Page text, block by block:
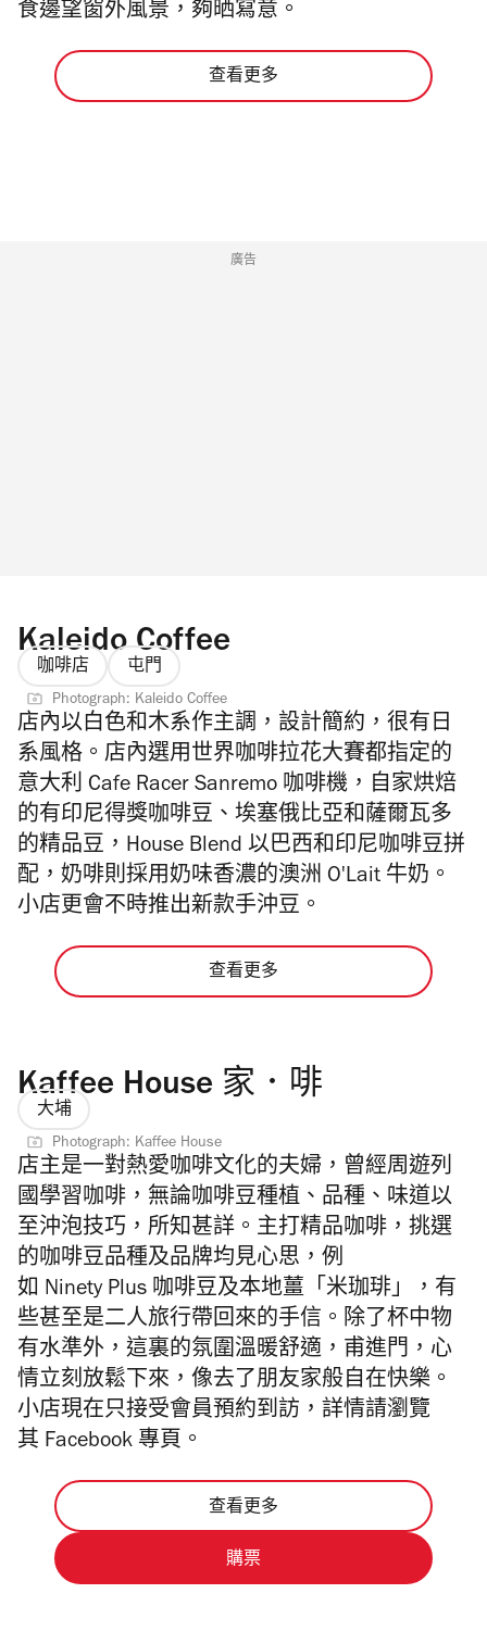
食邊望窗外風景，夠晒寫意。
查看更多
廣告
Kaleido Coffee
咖啡店 屯門
Photograph: Kaleido Coffee
店內以白色和木系作主調，設計簡約，很有日
系風格。 店內選用世界咖啡拉花大賽都指定的
意大利 Cafe Racer Sanremo 咖啡機，自家烘焙
的有印尼得獎咖啡豆、埃塞俄比亞和薩爾瓦多
的精品豆， House Blend 以巴西和印尼咖啡豆拼
配 ，奶啡則採用奶味香濃的澳洲 O'Lait 牛奶。
小店更會不時推出新款手沖豆。
查看更多
Kaffee House 家．啡
大埔
Photograph: Kaffee House
店主是一對熱愛咖啡文化的夫婦 ， 曾經周遊列
國學習咖啡 ， 無論咖啡豆種植 、 品種 、 味道以
至沖泡技巧 ， 所知甚詳 。 主打 精品咖啡 ， 挑選
的咖啡豆品種及品牌均見心思 ， 例
如 Ninety Plus 咖啡豆及本地薑 「 米珈琲」 ， 有
些甚至是二人旅行帶回來的手信 。 除了杯中物
有水準外 ，這裏的氛圍溫暖舒適，甫進門，心
情立刻放鬆下來，像去了朋友家般自在快樂。
小店現在只接受會員預約到訪，詳情請瀏覽
其 Facebook 專頁。
查看更多
購票